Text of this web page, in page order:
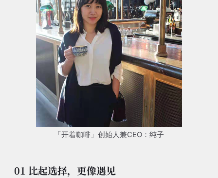
「开着咖啡」创始人兼CEO：纯子
01 比起选择，更像遇见